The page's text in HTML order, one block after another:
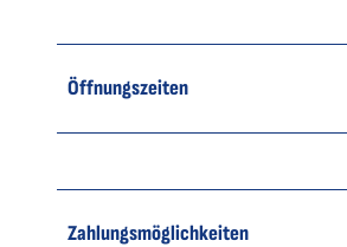
Öffnungszeiten
Zahlungsmöglichkeiten